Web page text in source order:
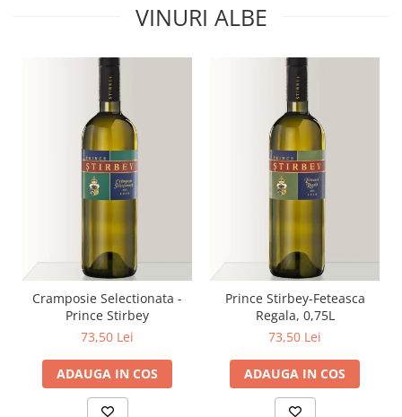
VINURI ALBE
Cramposie Selectionata -
Prince Stirbey
73,50 Lei
ADAUGA IN COS
Prince Stirbey-Feteasca
Regala, 0,75L
73,50 Lei
ADAUGA IN COS